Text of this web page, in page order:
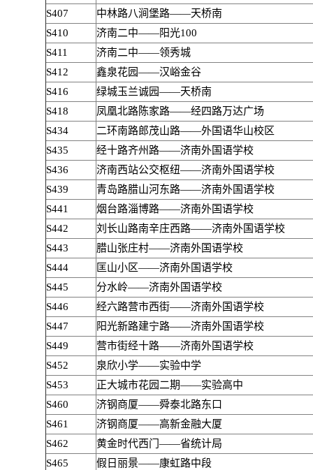
S407
中林路八涧堡路——天桥南
S410
济南二中——阳光100
S411
济南二中——领秀城
S412
鑫泉花园——汉峪金谷
S416
绿城玉兰诚园——天桥南
S418
凤凰北路陈家路——经四路万达广场
S434
二环南路郎茂山路——外国语华山校区
S435
经十路齐州路——济南外国语学校
S436
济南西站公交枢纽——济南外国语学校
S439
青岛路腊山河东路——济南外国语学校
S441
烟台路淄博路——济南外国语学校
S442
刘长山路南辛庄西路——济南外国语学校
S443
腊山张庄村——济南外国语学校
S444
匡山小区——济南外国语学校
S445
分水岭——济南外国语学校
S446
经六路营市西街——济南外国语学校
S447
阳光新路建宁路——济南外国语学校
S449
营市街经十路——济南外国语学校
S452
泉欣小学——实验中学
S453
正大城市花园二期——实验高中
S460
济钢商厦——舜泰北路东口
S461
济钢商厦——高新金融大厦
S462
黄金时代西门——省统计局
S465
假日丽景——康虹路中段